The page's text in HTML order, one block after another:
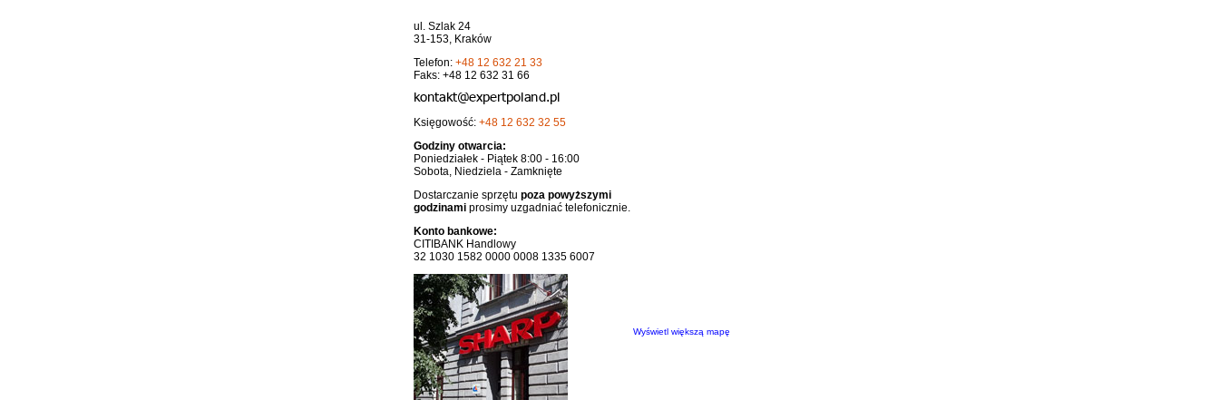
Wyświetl większą mapę
ul. Szlak 24
31-153, Kraków
Telefon: +48 12 632 21 33
Faks: +48 12 632 31 66
Księgowość: +48 12 632 32 55
Godziny otwarcia:
Poniedziałek - Piątek 8:00 - 16:00
Sobota, Niedziela - Zamknięte
Dostarczanie sprzętu poza powyższymi
godzinamiprosimy uzgadniać telefonicznie.
Konto bankowe:
CITIBANK Handlowy
32 1030 1582 0000 0008 1335 6007